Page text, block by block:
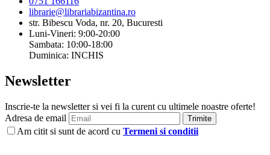
librarie@librariabizantina.ro
str. Bibescu Voda, nr. 20, Bucuresti
Luni-Vineri: 9:00-20:00
Sambata: 10:00-18:00
Duminica: INCHIS
Newsletter
Inscrie-te la newsletter si vei fi la curent cu ultimele noastre oferte!
Adresa de email
Trimite
Am citit si sunt de acord cu Termeni si conditii